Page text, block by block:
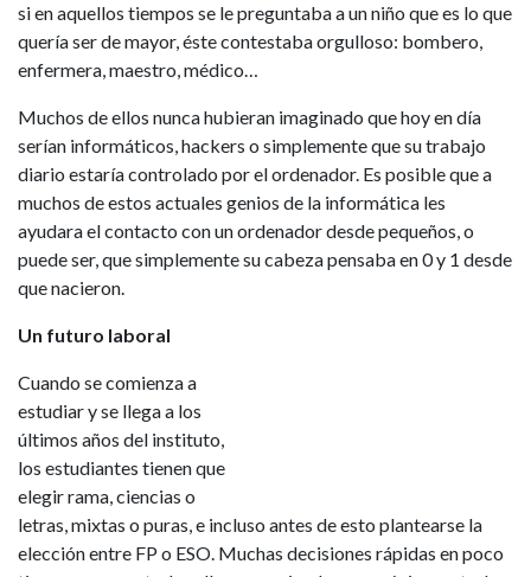
si en aquellos tiempos se le preguntaba a un niño que es lo que
quería ser de mayor, éste contestaba orgulloso: bombero,
enfermera, maestro, médico…
Muchos de ellos nunca hubieran imaginado que hoy en día
serían informáticos, hackers o simplemente que su trabajo
diario estaría controlado por el ordenador. Es posible que a
muchos de estos actuales genios de la informática les
ayudara el contacto con un ordenador desde pequeños, o
puede ser, que simplemente su cabeza pensaba en 0 y 1 desde
que nacieron.
Un futuro laboral
Cuando se comienza a
estudiar y se llega a los
últimos años del instituto,
los estudiantes tienen que
elegir rama, ciencias o
letras, mixtas o puras, e incluso antes de esto plantearse la
elección entre FP o ESO. Muchas decisiones rápidas en poco